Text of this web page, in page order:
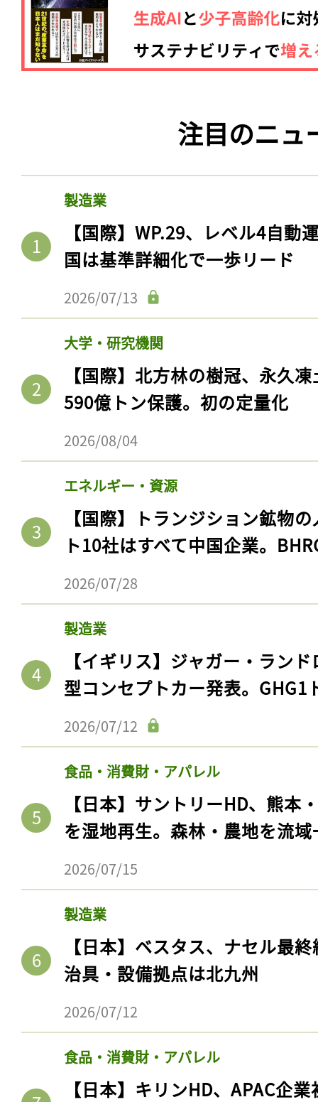
注目のニュ
製造業
【国際】WP.29、レベル4自動
国は基準詳細化で一歩リード
2026/07/13
大学・研究機関
【国際】北方林の樹冠、永久
590億トン保護。初の定量化
2026/08/04
エネルギー・資源
【国際】トランジション鉱物
ト10社はすべて中国企業。
2026/07/28
製造業
【イギリス】ジャガー・ラン
型コンセプトカー発表。GHG1
2026/07/12
食品・消費財・アパレル
【日本】サントリーHD、熊本
を湿地再生。森林・農地を流
2026/07/15
製造業
【日本】ベスタス、ナセル最
治具・設備拠点は北九州
2026/07/12
食品・消費財・アパレル
【日本】キリンHD、APAC企
記事をお気に入りに
ログインが必
ログイン
会員登録